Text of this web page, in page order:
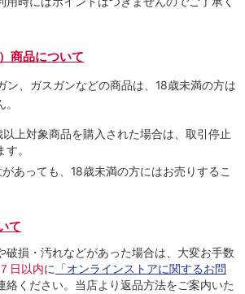
商品について
ン、ガスガンなどの商品は、18歳未満の方は
上対象商品を購入された場合は、取引停止
。
あっても、18歳未満の方にはお売りするこ
て
破損・汚れなどがあった場合は、大変お手数
日以内に 「オンラインストアに関するお問
絡ください。当店より返品方法をご案内いた